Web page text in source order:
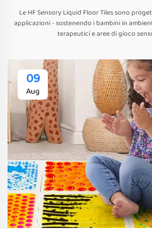
Le HF Sensory Liquid Floor Tiles sono
applicazioni - sostenendo i bambini in
terapeutici e aree di gioco
09
Aug